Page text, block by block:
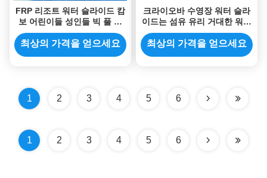
FRP 리조트 워터 슬라이드 캄
보 어린이들 성인들 빅 풀 물
은 승인받은 로에스를 미끄러
지게 합니다
최상의 가격을 얻으세요
크라이오바 수영장 워터 슬라
이드는 섬유 유리 거대한 워터
파크 슬라이드에서 설정합니
다
최상의 가격을 얻으세요
1 2 3 4 5 6
1 2 3 4 5 6